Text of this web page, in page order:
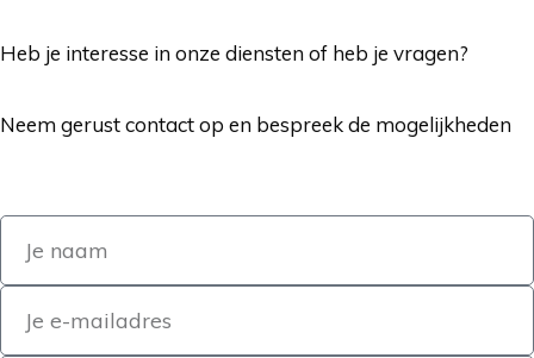
Heb je interesse in onze diensten of heb je vragen?
Neem gerust contact op en bespreek de mogelijkheden